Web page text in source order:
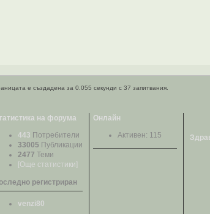
е създадена за 0.055 секунди с 37 запитвания.
на форума
443 Потребители
33005 Публикации
2477 Теми
[Още статистики]
регистриран
venzi80
Онлайн
Активен: 115